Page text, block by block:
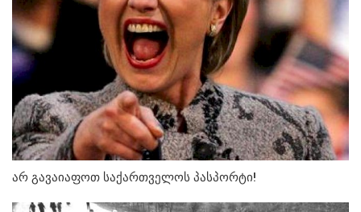
არ გავაიაფოთ საქართველოს პასპორტი!